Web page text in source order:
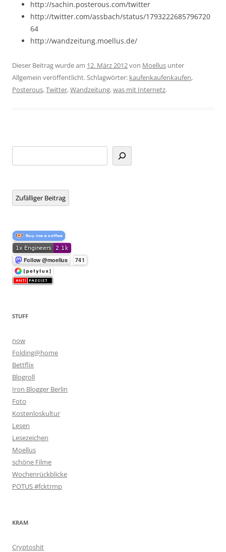
http://sachin.posterous.com/twitter
http://twitter.com/assbach/status/1793222685796720
64
http://wandzeitung.moellus.de/
Dieser Beitrag wurde am 12. März 2012von Moellus unter
Allgemein veröffentlicht. Schlagwörter: kaufenkaufenkaufen,
Posterous,Twitter,Wandzeitung,was mit Internetz.
Zufälliger Beitrag
STUFF
now
Folding@home
Bettflix
Blogroll
Iron Blogger Berlin
Foto
Kostenloskultur
Lesen
Lesezeichen
Moellus
schöne Filme
Wochenrückblicke
POTUS #fcktrmp
KRAM
Cryptoshit